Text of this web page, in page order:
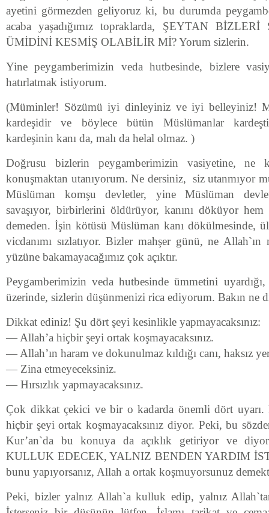
ayetini görmezden geliyoruz ki, bu durumda
acaba yaşadığımız topraklarda, ŞEYTAN
ÜMİDİNİ KESMİŞ OLABİLİR Mİ? Yorum sizlerin.
Yine peygamberimizin veda hutbesinde, bizlere
hatırlatmak istiyorum.
(Müminler! Sözümü iyi dinleyiniz ve iyi belleyiniz!
kardeşidir ve böylece bütün Müslümanlar
kardeşinin kanı da, malı da helal olmaz. )
Doğrusu bizlerin peygamberimizin vasiyetine, ne
konuşmaktan utanıyorum. Ne dersiniz, siz utanmıyor
Müslüman komşu devletler, yine Müslüman
savaşıyor, birbirlerini öldürüyor, kanını döküyor
demeden. İşin kötüsü Müslüman kanı dökülmesinde,
vicdanımı sızlatıyor. Bizler mahşer günü, ne
yüzüne bakamayacağımız çok açıktır.
Peygamberimizin veda hutbesinde ümmetini
üzerinde, sizlerin düşünmenizi rica ediyorum. Bakın ne
Dikkat ediniz! Şu dört şeyi kesinlikle yapmayacaksınız:
— Allah’a hiçbir şeyi ortak koşmayacaksınız.
— Allah’ın haram ve dokunulmaz kıldığı canı, haksız
— Zina etmeyeceksiniz.
— Hırsızlık yapmayacaksınız.
Çok dikkat çekici ve bir o kadarda önemli dört uyarı.
hiçbir şeyi ortak koşmayacaksınız diyor. Peki, bu
Kur’an`da bu konuya da açıklık getiriyor ve
KULLUK EDECEK, YALNIZ BENDEN YARDIM
bunu yapıyorsanız, Allah a ortak koşmuyorsunuz
Peki, bizler yalnız Allah`a kulluk edip, yalnız